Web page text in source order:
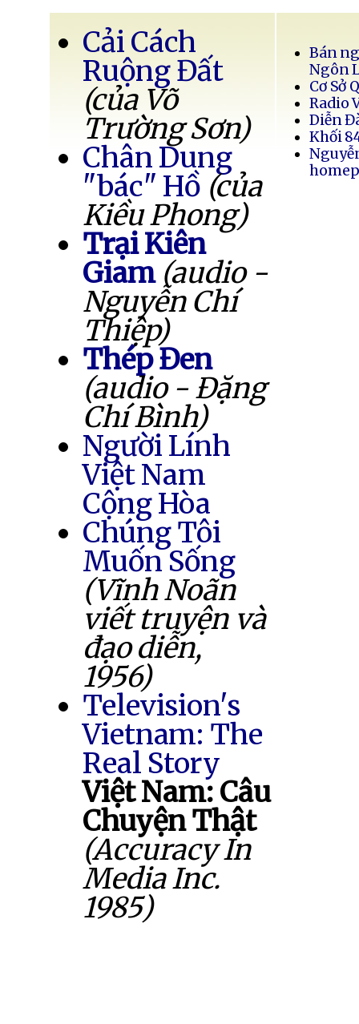
Cải Cách
Ruộng Đất
(của Võ
Trường Sơn)
Chân Dung
"bác" Hồ (của
Kiều Phong)
Trại Kiên
Giam (audio -
Nguyễn Chí
Thiệp)
Thép Đen
(audio - Đặng
Chí Bình)
Người Lính
Việt Nam
Cộng Hòa
Chúng Tôi
Muốn Sống
(Vĩnh Noãn
viết truyện và
đạo diễn,
1956)
Television's
Vietnam: The
Real Story
Việt Nam: Câu
Chuyện Thật
(Accuracy In
Media Inc.
1985)
Bán
Ngôn
Cơ Sở
Radio
Diễn
Khối